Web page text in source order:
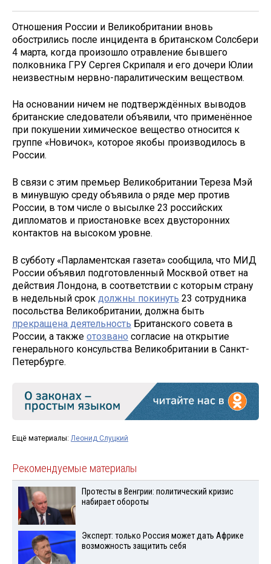
Отношения России и Великобритании вновь
обострились после инцидента в британском Солсбери
4 марта, когда произошло отравление бывшего
полковника ГРУ Сергея Скрипаля и его дочери Юлии
неизвестным нервно-паралитическим веществом.
На основании ничем не подтверждённых выводов
британские следователи объявили, что применённое
при покушении химическое вещество относится к
группе «Новичок», которое якобы производилось в
России.
В связи с этим премьер Великобритании Тереза Мэй
в минувшую среду объявила о ряде мер против
России, в том числе о высылке 23 российских
дипломатов и приостановке всех двусторонних
контактов на высоком уровне.
В субботу «Парламентская газета» сообщила, что МИД
России объявил подготовленный Москвой ответ на
действия Лондона, в соответствии с которым страну
в недельный срок должны покинуть 23 сотрудника
посольства Великобритании, должна быть
прекращена деятельность Британского совета в
России, а также отозвано согласие на открытие
генерального консульства Великобритании в Санкт-
Петербурге.
Ещё материалы: Леонид Слуцкий
Рекомендуемые материалы
Протесты в Венгрии: политический кризис
набирает обороты
Эксперт: только Россия может дать Африке
возможность защитить себя